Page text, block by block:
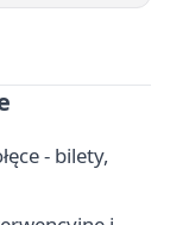
- bilety,